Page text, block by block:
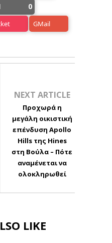
0
GMail
NEXT ARTICLE
Προχωρά η
μεγάλη οικιστική
επένδυση Apollo
Hills της Hines
στη Βούλα – Πότε
αναμένεται να
ολοκληρωθεί
LIKE